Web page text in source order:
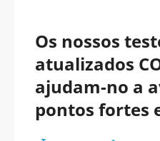
Os nossos
atualizados
ajudam-no a
pontos fortes